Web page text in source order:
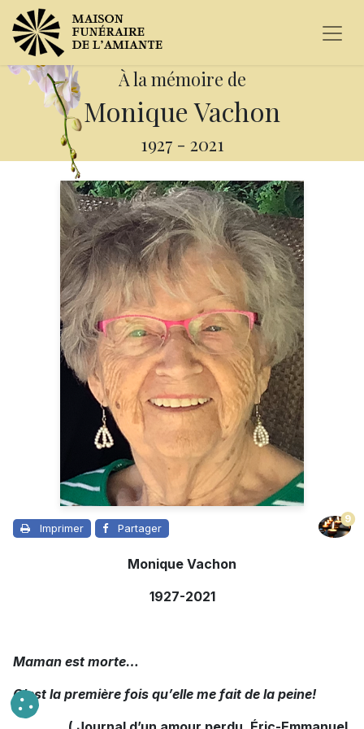
À la mémoire de
Monique Vachon
1927 - 2021
Imprimer Partager
9
Monique Vachon
1927-2021
Maman est morte…
C’est la première fois qu’elle me fait de la peine!